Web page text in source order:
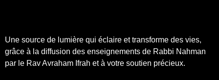
Une source de lumière qui éclaire et transforme des vies,
grâce à la diffusion des enseignements de Rabbi Nahman
par le Rav Avraham Ifrah et à votre soutien précieux.